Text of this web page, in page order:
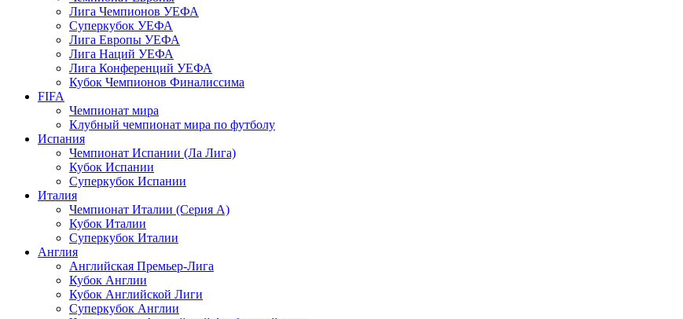
Лига Чемпионов УЕФА
Суперкубок УЕФА
Лига Европы УЕФА
Лига Наций УЕФА
Лига Конференций УЕФА
Кубок Чемпионов Финалиссима
FIFA
Чемпионат мира
Клубный чемпионат мира по футболу
Испания
Чемпионат Испании (Ла Лига)
Кубок Испании
Суперкубок Испании
Италия
Чемпионат Италии (Серия А)
Кубок Италии
Суперкубок Италии
Англия
Английская Премьер-Лига
Кубок Англии
Кубок Английской Лиги
Суперкубок Англии